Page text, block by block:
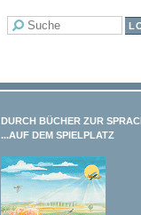
DURCH BÜCHER ZUR
...AUF DEM SPIELPLATZ